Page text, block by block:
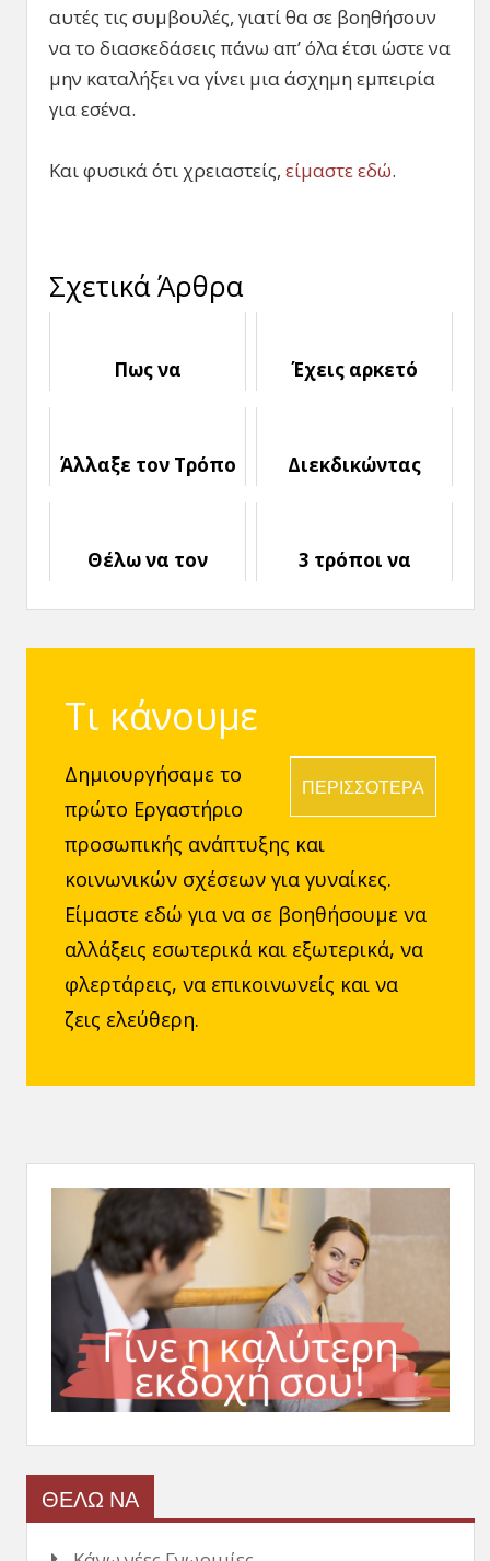
αυτές τις συμβουλές, γιατί θα σε βοηθήσουν
να το διασκεδάσεις πάνω απ’ όλα έτσι ώστε να
μην καταλήξει να γίνει μια άσχημη εμπειρία
για εσένα.
Και φυσικά ότι χρειαστείς, είμαστε εδώ.
Σχετικά Άρθρα
Πως να
Έχεις αρκετό
φλερτ
Άλλαξε τον Τρόπο
Διεκδικώντας
Θέλω να τον
Ξέρω τι να Πω
3 τρόποι να
μηνύματα που του
Τι κάνουμε
ΠΕΡΙΣΣΟΤΕΡΑ
Δημιουργήσαμε το
πρώτο Εργαστήριο
προσωπικής ανάπτυξης και
κοινωνικών σχέσεων για γυναίκες.
Είμαστε εδώ για να σε βοηθήσουμε να
αλλάξεις εσωτερικά και εξωτερικά, να
φλερτάρεις, να επικοινωνείς και να
ζεις ελεύθερη.
ΘΕΛΩ ΝΑ